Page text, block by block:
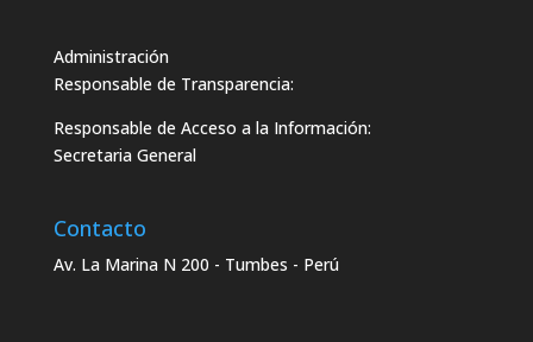
Administración
Responsable de Transparencia:
Responsable de Acceso a la Información:
Secretaria General
Contacto
Av. La Marina N 200 - Tumbes - Perú